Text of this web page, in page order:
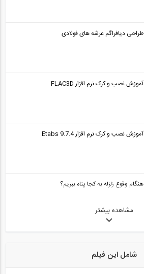
طراحی دیافراگم عرشه های فولادی
آموزش نصب و کرک نرم افزار FLAC3D
آموزش نصب و کرک نرم افزار Etabs 9.7.4
هنگام وقوع زلزله به کجا پناه ببریم؟
مشاهده بیشتر
شامل این فیلم